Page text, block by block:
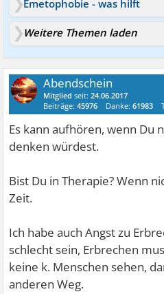
Emetophobie - was hilft
Weitere Themen laden
Abendschein
Mitglied seit:24.06.2017
Beiträge:45976 Danke:61983
Es kann aufhören, wenn Du
denken würdest.
Bist Du in Therapie? Wenn
Zeit.
Ich habe auch Angst zu
schlecht sein, Erbrechen
keine k. Menschen sehen,
anderen Weg.